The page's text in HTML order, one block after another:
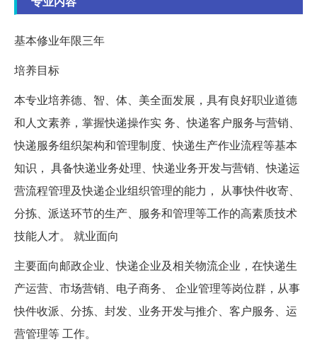
基本修业年限三年
培养目标
本专业培养德、智、体、美全面发展，具有良好职业道德
和人文素养，掌握快递操作实 务、快递客户服务与营销、
快递服务组织架构和管理制度、快递生产作业流程等基本
知识， 具备快递业务处理、快递业务开发与营销、快递运
营流程管理及快递企业组织管理的能力， 从事快件收寄、
分拣、派送环节的生产、服务和管理等工作的高素质技术
技能人才。 就业面向
主要面向邮政企业、快递企业及相关物流企业，在快递生
产运营、市场营销、电子商务、 企业管理等岗位群，从事
快件收派、分拣、封发、业务开发与推介、客户服务、运
营管理等 工作。